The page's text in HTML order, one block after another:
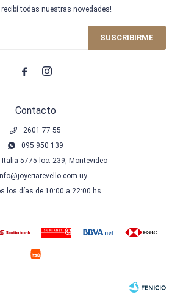
Contacto
2601 77 55
095 950 139
Italia 5775 loc. 239, Montevideo
los días de 10:00 a 22:00 hs
recibí todas nuestras novedades!
SUSCRIBIRME
 